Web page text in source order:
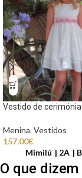
Vestido de
Menina, Vestidos
157.00€
Mimilú
2A
O que